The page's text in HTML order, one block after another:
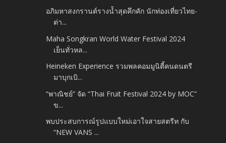
อภิมหาสงกรานต์รางน้ำสุดคึกคัก นักท่องเที่ยวไทย-
ต่า...
Maha Songkran World Water Festival 2024
เย็นทั่วหล...
Heineken Experience รวมพลคอมมูนิตี้คนดนตรี
มาบุกเบิ...
“พาณิชย์” จัด “Thai Fruit Festival 2024 by MOC”
ข...
พบประสบการณ์รูปแบบใหม่เอาใจสายสตรีท กับ
“NEW VANS ...